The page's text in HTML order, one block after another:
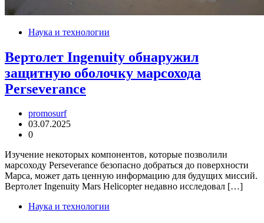
Наука и технологии
Вертолет Ingenuity обнаружил
защитную оболочку марсохода
Perseverance
promosurf
03.07.2025
0
Изучение некоторых компонентов, которые позволили
марсоходу Perseverance безопасно добраться до поверхности
Марса, может дать ценную информацию для будущих миссий.
Вертолет Ingenuity Mars Helicopter недавно исследовал […]
Наука и технологии